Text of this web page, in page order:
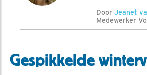
Door Jeanet
Medewerker
Gespikkelde